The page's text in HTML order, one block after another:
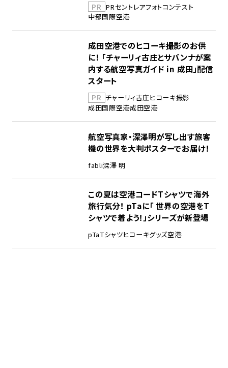
PR PRセントレアフォトコンテスト
中部国際空港
成田空港でのヒコーキ撮影のお供
に！ 「チャーリィ古庄とサバンナが案
内する航空写真ガイド in 成田」配信
スタート
PR チャーリィ古庄ヒコーキ撮影
成田国際空港成田空港
航空写真家・深澤明が写し出す旅客
機の世界を大判ポスターでお届け！
fabli深澤 明
この夏は空港コードTシャツで海外
旅行気分！ pTaに「 世界の空港をT
シャツで着よう！」シリーズが新登場
pTaTシャツヒコーキグッズ空港